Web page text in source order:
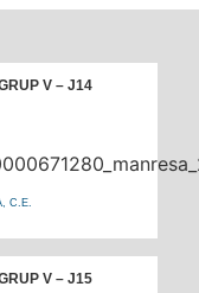
V – J14
C.E.
V – J15